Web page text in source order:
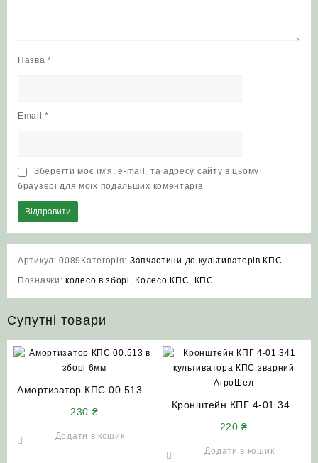
Назва*
Email*
Зберегти моє ім'я, e-mail, та адресу сайту в цьому
браузері для моїх подальших коментарів.
Артикул:0089 Категорія: Запчастини до культиваторів КПС
Позначки: колесо в зборі Колесо КПС КПС
Супутні товари
Амортизатор КПС 00.513 6
230 ₴
Додати в кошик
Кронштейн КПГ 4-01.341
220₴
Додати в кошик